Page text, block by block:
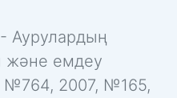
Аурулардың
және емдеу
№764, 2007, №165,